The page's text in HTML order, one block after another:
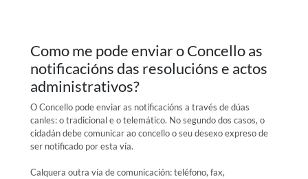
Como me pode enviar o Concello as
notificacións das resolucións e actos
administrativos?
O Concello pode enviar as notificacións a través de dúas
canles: o tradicional e o telemático. No segundo dos casos, o
cidadán debe comunicar ao concello o seu desexo expreso de
ser notificado por esta vía.
Calquera outra vía de comunicación: teléfono, fax,